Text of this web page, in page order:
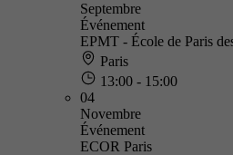
Septembre
Événement
EPMT - École de Paris
Paris
13:00 - 15:00
04
Novembre
Événement
ECOR Paris